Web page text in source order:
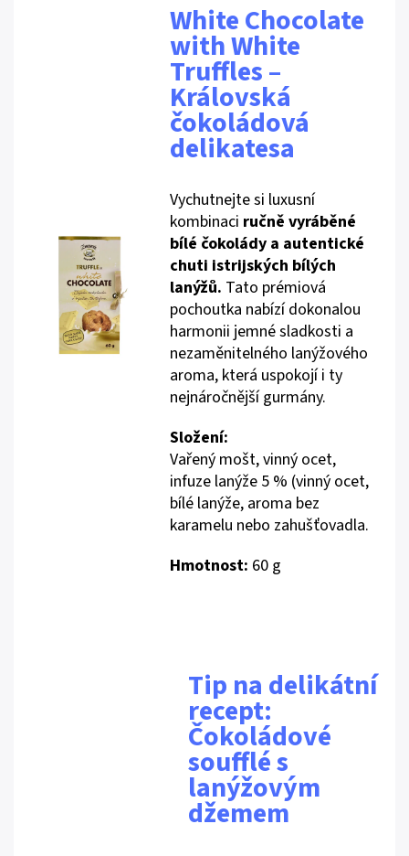
White Chocolate
with White
Truffles –
Královská
čokoládová
delikatesa
Vychutnejte si luxusní
kombinaci ručně vyráběné
bílé čokolády a autentické
chuti istrijských bílých
lanýžů. Tato prémiová
pochoutka nabízí dokonalou
harmonii jemné sladkosti a
nezaměnitelného lanýžového
aroma, která uspokojí i ty
nejnáročnější gurmány.
Složení:
Vařený mošt, vinný ocet,
infuze lanýže 5 % (vinný ocet,
bílé lanýže, aroma bez
karamelu nebo zahušťovadla.
Hmotnost: 60 g
Tip na delikátní
recept:
Čokoládové
soufflé s
lanýžovým
džemem